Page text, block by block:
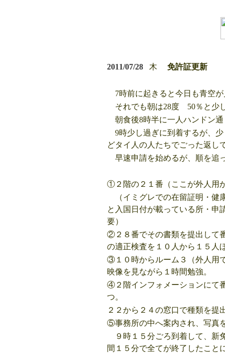
2011/07/28 木 免許
7時前に起きると今日も青空
それでも朝は28度 50％と少
朝食後8時半に一人ハンドン
9時少し過ぎに到着するが、
どタイ人の人たちでごった返し
早速申請を始めるが、順を追
①２階の２１番（ここが外人用
（イミグレでの在留証明・健
と入国日付が載っている所・
要）
②２８番でその書類を提出して
の適正検査を１０人から１５人
③１０時からルーム３（外人用
映像を見ながら１時間勉強。
④２階インフォメーションにて
つ。
２２から２４の窓口で種類を提
⑤事務所の中へ案内され、写真
９時１５分ごろ到着して、新
間１５分で全てが終了したこと